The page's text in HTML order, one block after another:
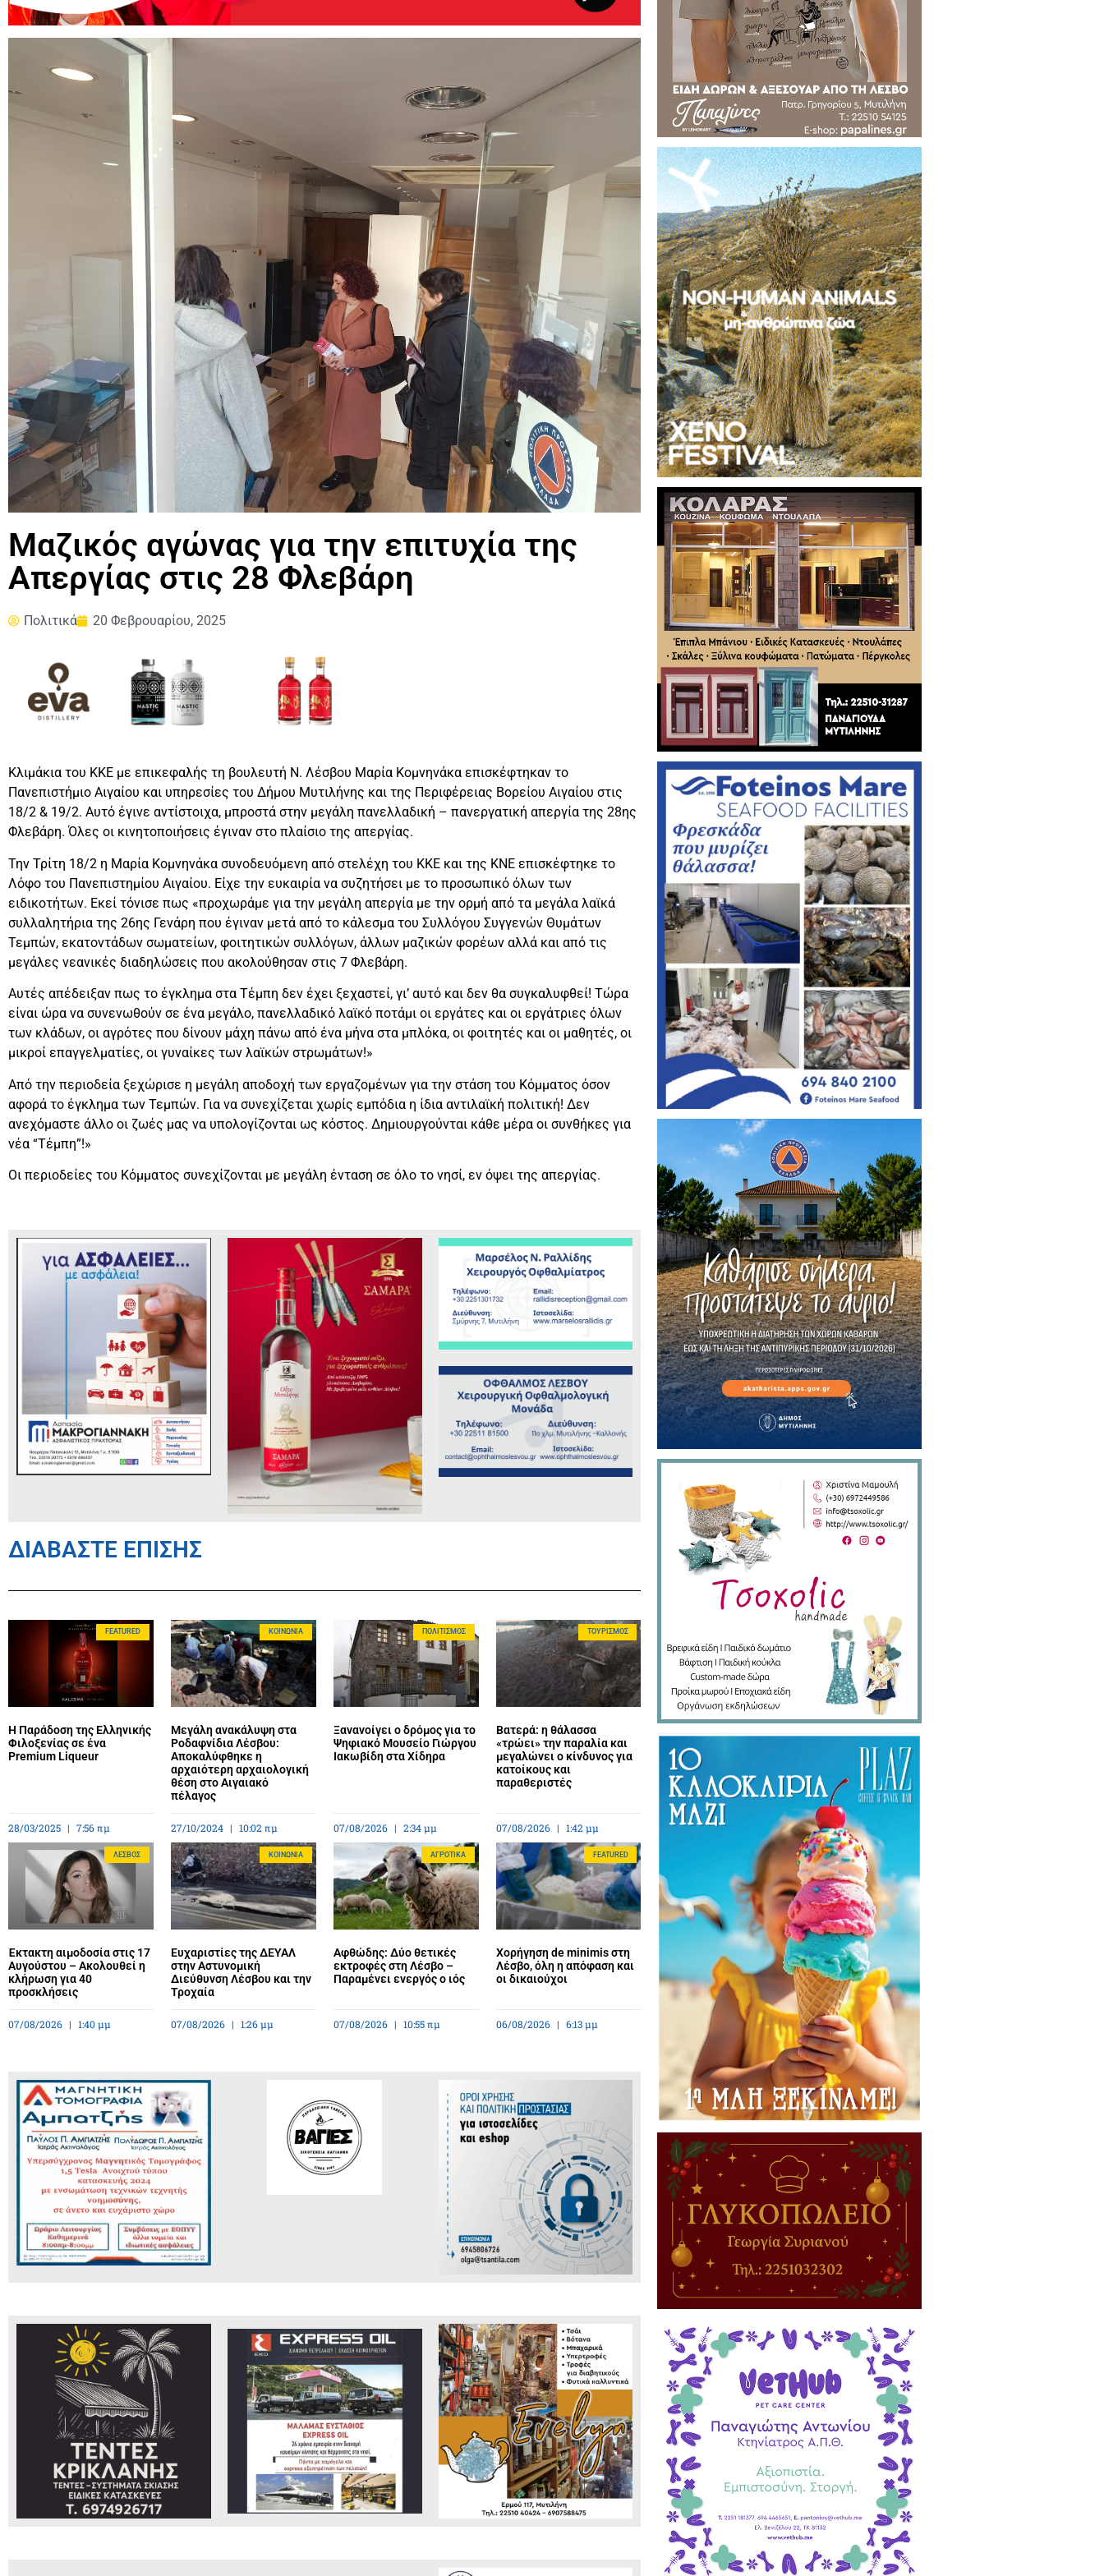
Μαζικός αγώνας για την επιτυχία της
Απεργίας στις 28 Φλεβάρη
Πολιτικά 20 Φεβρουαρίου, 2025
Κλιμάκια του ΚΚΕ με επικεφαλής τη βουλευτή Ν. Λέσβου Μαρία Κομνηνάκα επισκέφτηκαν το
Πανεπιστήμιο Αιγαίου και υπηρεσίες του Δήμου Μυτιλήνης και της Περιφέρειας Βορείου Αιγαίου στις
18/2 & 19/2. Αυτό έγινε αντίστοιχα, μπροστά στην μεγάλη πανελλαδική – πανεργατική απεργία της 28ης
Φλεβάρη. Όλες οι κινητοποιήσεις έγιναν στο πλαίσιο της απεργίας.
Την Τρίτη 18/2 η Μαρία Κομνηνάκα συνοδευόμενη από στελέχη του ΚΚΕ και της ΚΝΕ επισκέφτηκε το
Λόφο του Πανεπιστημίου Αιγαίου. Είχε την ευκαιρία να συζητήσει με το προσωπικό όλων των
ειδικοτήτων. Εκεί τόνισε πως «προχωράμε για την μεγάλη απεργία με την ορμή από τα μεγάλα λαϊκά
συλλαλητήρια της 26ης Γενάρη που έγιναν μετά από το κάλεσμα του Συλλόγου Συγγενών Θυμάτων
Τεμπών, εκατοντάδων σωματείων, φοιτητικών συλλόγων, άλλων μαζικών φορέων αλλά και από τις
μεγάλες νεανικές διαδηλώσεις που ακολούθησαν στις 7 Φλεβάρη.
Αυτές απέδειξαν πως το έγκλημα στα Τέμπη δεν έχει ξεχαστεί, γι’ αυτό και δεν θα συγκαλυφθεί! Τώρα
είναι ώρα να συνενωθούν σε ένα μεγάλο, πανελλαδικό λαϊκό ποτάμι οι εργάτες και οι εργάτριες όλων
των κλάδων, οι αγρότες που δίνουν μάχη πάνω από ένα μήνα στα μπλόκα, οι φοιτητές και οι μαθητές, οι
μικροί επαγγελματίες, οι γυναίκες των λαϊκών στρωμάτων!»
Από την περιοδεία ξεχώρισε η μεγάλη αποδοχή των εργαζομένων για την στάση του Κόμματος όσον
αφορά το έγκλημα των Τεμπών. Για να συνεχίζεται χωρίς εμπόδια η ίδια αντιλαϊκή πολιτική! Δεν
ανεχόμαστε άλλο οι ζωές μας να υπολογίζονται ως κόστος. Δημιουργούνται κάθε μέρα οι συνθήκες για
νέα “Τέμπη”!»
Οι περιοδείες του Κόμματος συνεχίζονται με μεγάλη ένταση σε όλο το νησί, εν όψει της απεργίας.
ΔΙΑΒΑΣΤΕ ΕΠΙΣΗΣ
FEATURED
Η Παράδοση της Ελληνικής
Φιλοξενίας σε ένα
Premium Liqueur
28/03/2025 7:56 πμ
ΚΟΙΝΩΝΊΑ
Μεγάλη ανακάλυψη στα
Ροδαφνίδια Λέσβου:
Αποκαλύφθηκε η
αρχαιότερη αρχαιολογική
θέση στο Αιγαιακό
πέλαγος
27/10/2024 10:02 πμ
ΠΟΛΙΤΙΣΜΌΣ
Ξανανοίγει ο δρόμος για το
Ψηφιακό Μουσείο Γιώργου
Ιακωβίδη στα Χίδηρα
07/08/2026 2:34 μμ
ΤΟΥΡΙΣΜΌΣ
Βατερά: η θάλασσα
«τρώει» την παραλία και
μεγαλώνει ο κίνδυνος για
κατοίκους και
παραθεριστές
07/08/2026 1:42 μμ
ΛΈΣΒΟΣ
Έκτακτη αιμοδοσία στις 17
Αυγούστου – Ακολουθεί η
κλήρωση για 40
προσκλήσεις
07/08/2026 1:40 μμ
ΚΟΙΝΩΝΊΑ
Ευχαριστίες της ΔΕΥΑΛ
στην Αστυνομική
Διεύθυνση Λέσβου και την
Τροχαία
07/08/2026 1:26 μμ
ΑΓΡΟΤΙΚΆ
Αφθώδης: Δύο θετικές
εκτροφές στη Λέσβο –
Παραμένει ενεργός ο ιός
07/08/2026 10:55 πμ
FEATURED
Χορήγηση de minimis στη
Λέσβο, όλη η απόφαση και
οι δικαιούχοι
06/08/2026 6:13 μμ